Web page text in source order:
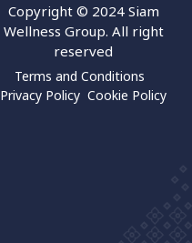
Copyright © 2024 Siam
Wellness Group. All right
reserved
Terms and Conditions
Privacy Policy Cookie Policy